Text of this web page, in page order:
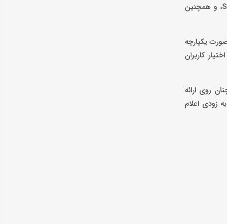
Perplexity به‌صورت عمیق در برخی از اپلیکیشن‌های منتخب سامسونگ، از جمله Samsung Notes، Clock، Gallery، Reminder، Calendar، و همچنین
یکپارچه
کاربران
روی ارائه
زودی اعلام